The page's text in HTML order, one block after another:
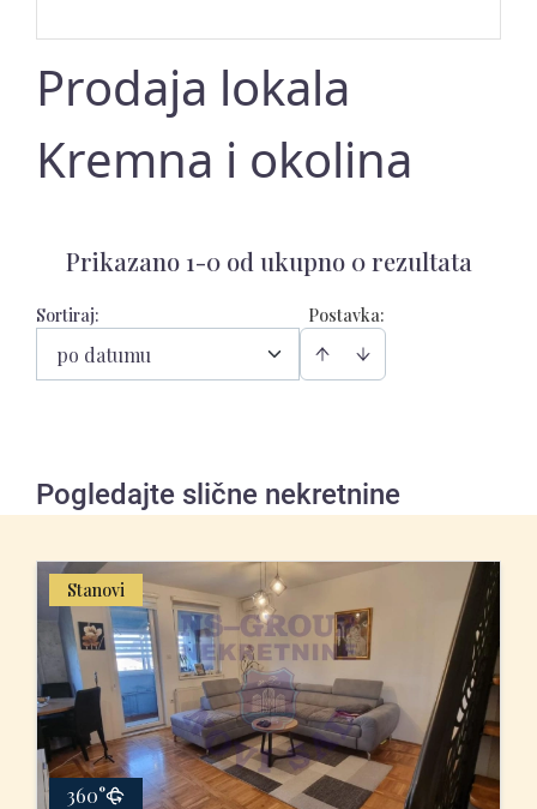
Prodaja lokala
Kremna i okolina
Prikazano 1-0 od ukupno 0 rezultata
Postavka:
Sortiraj:
po datumu
Pogledajte slične nekretnine
Stanovi
360°